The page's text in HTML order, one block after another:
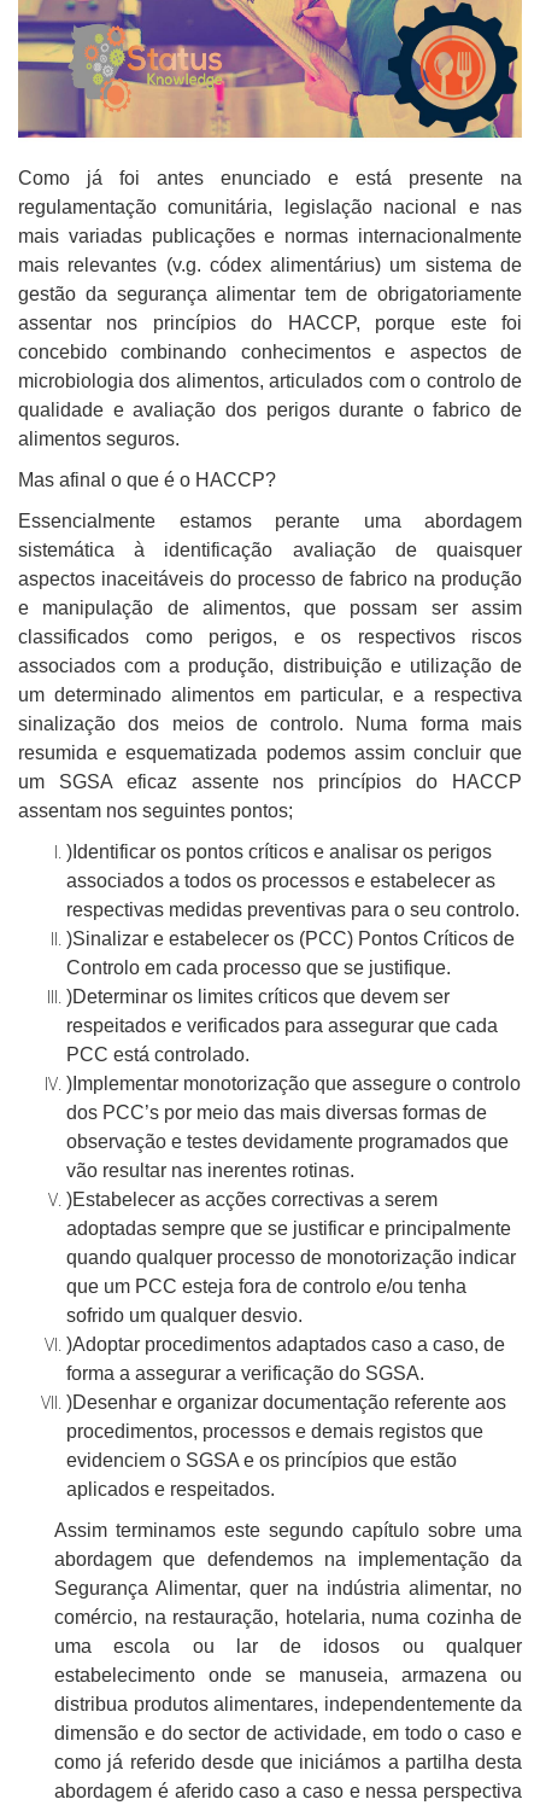
Como já foi antes enunciado e está presente na
regulamentação comunitária, legislação nacional e nas
mais variadas publicações e normas internacionalmente
mais relevantes (v.g. códex alimentárius) um sistema de
gestão da segurança alimentar tem de obrigatoriamente
assentar nos princípios do HACCP, porque este foi
concebido combinando conhecimentos e aspectos de
microbiologia dos alimentos, articulados com o controlo de
qualidade e avaliação dos perigos durante o fabrico de
alimentos seguros.
Mas afinal o que é o HACCP?
Essencialmente estamos perante uma abordagem
sistemática à identificação avaliação de quaisquer
aspectos inaceitáveis do processo de fabrico na produção
e manipulação de alimentos, que possam ser assim
classificados como perigos, e os respectivos riscos
associados com a produção, distribuição e utilização de
um determinado alimentos em particular, e a respectiva
sinalização dos meios de controlo. Numa forma mais
resumida e esquematizada podemos assim concluir que
um SGSA eficaz assente nos princípios do HACCP
assentam nos seguintes pontos;
)Identificar os pontos críticos e analisar os perigos
associados a todos os processos e estabelecer as
respectivas medidas preventivas para o seu controlo.
)Sinalizar e estabelecer os (PCC) Pontos Críticos de
Controlo em cada processo que se justifique.
)Determinar os limites críticos que devem ser
respeitados e verificados para assegurar que cada
PCC está controlado.
)Implementar monotorização que assegure o controlo
dos PCC’s por meio das mais diversas formas de
observação e testes devidamente programados que
vão resultar nas inerentes rotinas.
)Estabelecer as acções correctivas a serem
adoptadas sempre que se justificar e principalmente
quando qualquer processo de monotorização indicar
que um PCC esteja fora de controlo e/ou tenha
sofrido um qualquer desvio.
)Adoptar procedimentos adaptados caso a caso, de
forma a assegurar a verificação do SGSA.
)Desenhar e organizar documentação referente aos
procedimentos, processos e demais registos que
evidenciem o SGSA e os princípios que estão
aplicados e respeitados.
Assim terminamos este segundo capítulo sobre uma
abordagem que defendemos na implementação da
Segurança Alimentar, quer na indústria alimentar, no
comércio, na restauração, hotelaria, numa cozinha de
uma escola ou lar de idosos ou qualquer
estabelecimento onde se manuseia, armazena ou
distribua produtos alimentares, independentemente da
dimensão e do sector de actividade, em todo o caso e
como já referido desde que iniciámos a partilha desta
abordagem é aferido caso a caso e nessa perspectiva